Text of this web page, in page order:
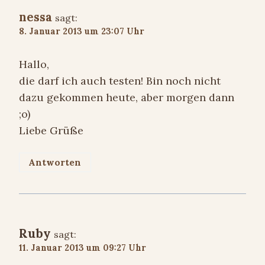
nessa sagt:
8. Januar 2013 um 23:07 Uhr
Hallo,
die darf ich auch testen! Bin noch nicht
dazu gekommen heute, aber morgen dann
;o)
Liebe Grüße
Antworten
Ruby sagt:
11. Januar 2013 um 09:27 Uhr